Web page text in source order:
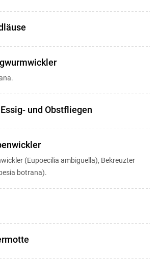
und Obstfliegen
(Eupoecilia ambiguella), Bekreuzter
botrana).